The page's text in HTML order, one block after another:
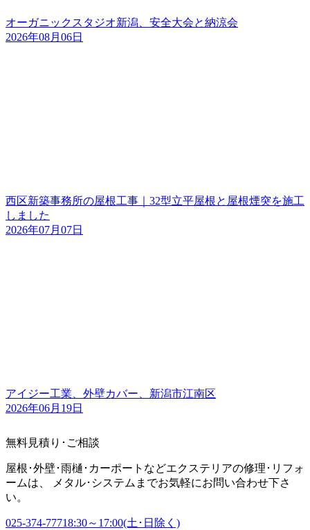
オーガニックスタジオ新潟、安全大会と納涼会
2026年08月06日
西区新築事務所の屋根工事｜32型立平屋根と屋根煙突を施工
しました
2026年07月07日
アイジー工業、外壁カバー、新潟市江南区
2026年06月19日
無料見積り･ご相談
屋根･外壁･雨樋･カーポートなどエクステリアの修理･リフォ
ームは、 メタル･システムまでお気軽にお問い合わせ下さ
い。
025-374-77718:30～17:00(土･日除く)